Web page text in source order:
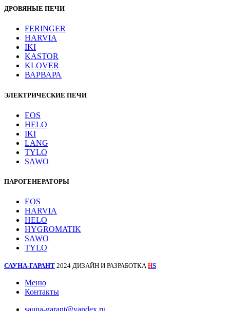
ДРОВЯНЫЕ ПЕЧИ
FERINGER
HARVIA
IKI
KASTOR
KLOVER
ВАРВАРА
ЭЛЕКТРИЧЕСКИЕ ПЕЧИ
EOS
HELO
IKI
LANG
TYLO
SAWO
ПАРОГЕНЕРАТОРЫ
EOS
HARVIA
HELO
HYGROMATIK
SAWO
TYLO
САУНА-ГАРАНТ 2024 ДИЗАЙН И РАЗРАБОТКАHS
Меню
Контакты
sauna-garant@yandex.ru